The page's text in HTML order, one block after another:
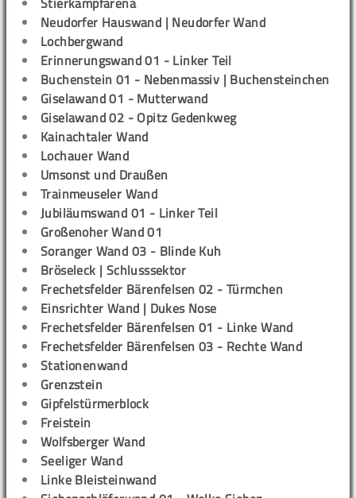
Neudorfer Hauswand | Neudorfer Wand
Lochbergwand
Erinnerungswand 01 - Linker Teil
Buchenstein 01 - Nebenmassiv | Buchensteinchen
Giselawand 01 - Mutterwand
Giselawand 02 - Opitz Gedenkweg
Kainachtaler Wand
Lochauer Wand
Umsonst und Draußen
Trainmeuseler Wand
Jubiläumswand 01 - Linker Teil
Großenoher Wand 01
Soranger Wand 03 - Blinde Kuh
Bröseleck | Schlusssektor
Frechetsfelder Bärenfelsen 02 - Türmchen
Einsrichter Wand | Dukes Nose
Frechetsfelder Bärenfelsen 01 - Linke Wand
Frechetsfelder Bärenfelsen 03 - Rechte Wand
Stationenwand
Grenzstein
Gipfelstürmerblock
Freistein
Wolfsberger Wand
Seeliger Wand
Linke Bleisteinwand